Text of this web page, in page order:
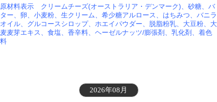
原材料表示 クリームチーズ(オーストラリア・デンマーク) 、砂糖、バ
ター、卵、小麦粉、生クリーム、希少糖アルロース、はちみつ、バニラ
オイル、グルコースシロップ、ホエイパウダー、脱脂粉乳、大豆粉、大
麦麦芽エキス、食塩、香辛料、ヘーゼルナッツ/膨張剤、乳化剤、着色
料
2026年08月